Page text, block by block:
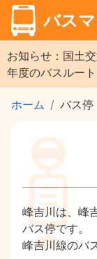
バス
お知らせ：国土
年度のバスルー
ホーム バス停
峰吉川は、峰
バス停です。
峰吉川線のバ